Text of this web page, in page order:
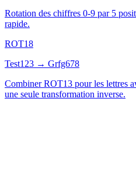
Rotation des chiffres 0-9 par 5
rapide.
ROT18
Test123 → Grfg678
Combiner ROT13 pour les lettres
une seule transformation inverse.